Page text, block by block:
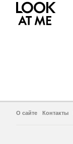
О сайте Контакты